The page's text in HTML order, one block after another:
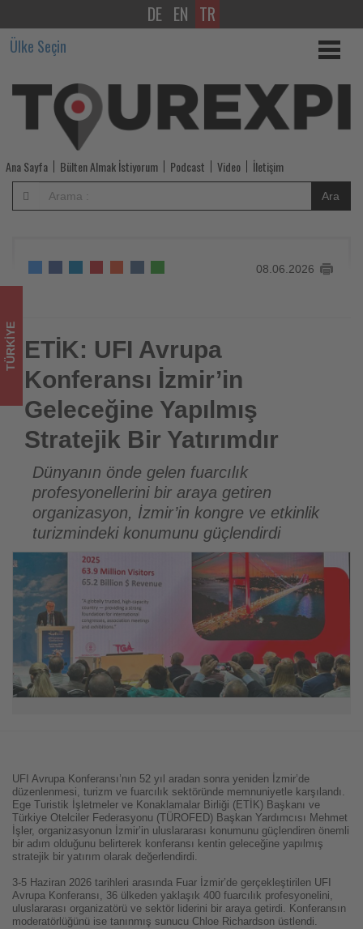
ETİK:
UFI
Avrupa
Konferansı
İzmir’in
Geleceğine
Yapılmış
Stratejik
Bir
Yatırımdır
-
Tourexpi,
sizler
için
turizmde
olup
bitenleri
takip
ediyor!
DE EN TR
Ülke Seçin
Ana Sayfa Bülten Almak İstiyorum Podcast Video İletişim
Ara
08.06.2026
ETİK: UFI Avrupa Konferansı İzmir’in Geleceğine Yapılmış
Stratejik Bir Yatırımdır
TÜRKIYE ETİK: UFI Avrupa
Konferansı İzmir’in
Geleceğine Yapılmış
Stratejik Bir Yatırımdır
Dünyanın önde gelen fuarcılık
profesyonellerini bir araya getiren
organizasyon, İzmir’in kongre ve etkinlik
turizmindeki konumunu güçlendirdi
UFI Avrupa Konferansı’nın 52 yıl aradan sonra yeniden İzmir’de
düzenlenmesi, turizm ve fuarcılık sektöründe memnuniyetle karşılandı.
Ege Turistik İşletmeler ve Konaklamalar Birliği (ETİK) Başkanı ve
Türkiye Otelciler Federasyonu (TÜROFED) Başkan Yardımcısı Mehmet
İşler, organizasyonun İzmir’in uluslararası konumunu güçlendiren önemli
bir adım olduğunu belirterek konferansı kentin geleceğine yapılmış
stratejik bir yatırım olarak değerlendirdi.
3-5 Haziran 2026 tarihleri arasında Fuar İzmir’de gerçekleştirilen UFI
Avrupa Konferansı, 36 ülkeden yaklaşık 400 fuarcılık profesyonelini,
uluslararası organizatörü ve sektör liderini bir araya getirdi. Konferansın
moderatörlüğünü ise tanınmış sunucu Chloe Richardson üstlendi.